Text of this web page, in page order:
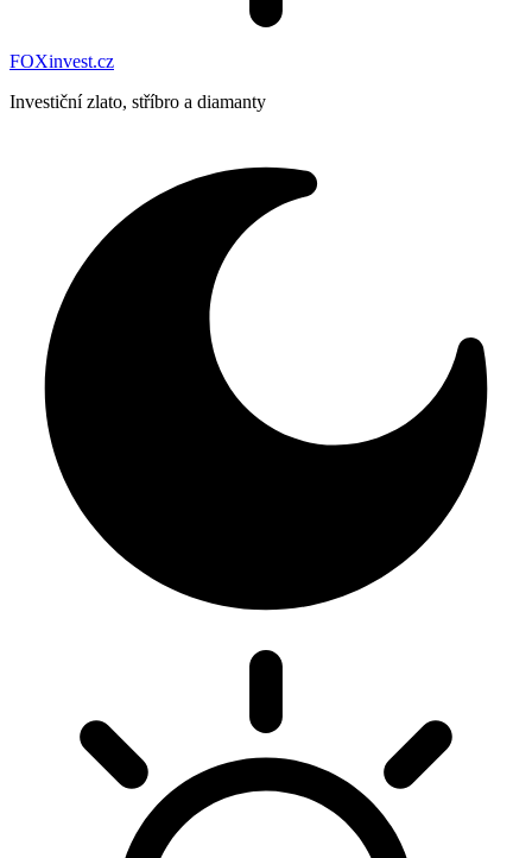
FOXinvest.cz
Investiční zlato, stříbro a diamanty